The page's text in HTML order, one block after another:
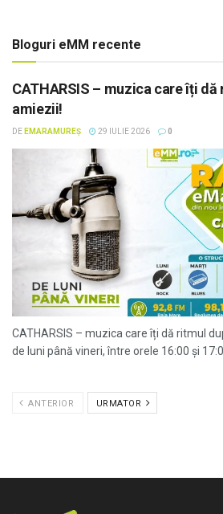
Bloguri eMM recente
CATHARSIS – muzica care îți
amiezii!
DE EMARAMUREȘ 29 IULIE 2026 0
CATHARSIS – muzica care îți dă ritmul
de luni până vineri, între orele 16:00 și
ANTERIOR URMATOR